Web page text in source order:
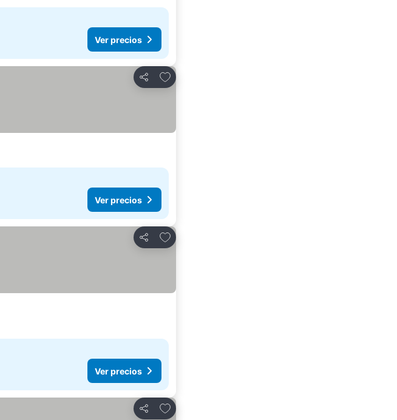
Ver precios
Compartir
Añadir a favoritos
Ver precios
Compartir
Añadir a favoritos
Ver precios
Compartir
Añadir a favoritos